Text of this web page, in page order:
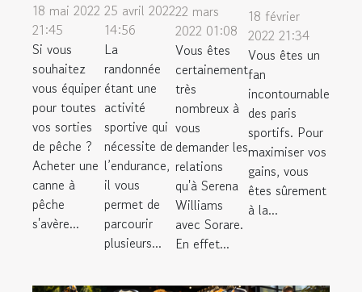
18 mai 2022
21:45
Si vous
souhaitez
vous équiper
pour toutes
vos sorties
de pêche ?
Acheter une
canne à
pêche
s'avère...
25 avril 2022
14:56
La
randonnée
étant une
activité
sportive qui
nécessite de
l’endurance,
il vous
permet de
parcourir
plusieurs...
22 mars
2022 01:08
Vous êtes
certainement
très
nombreux à
vous
demander les
relations
qu'à Serena
Williams
avec Sorare.
En effet...
18 février
2022 21:34
Vous êtes un
fan
incontournable
des paris
sportifs. Pour
maximiser vos
gains, vous
êtes sûrement
à la...